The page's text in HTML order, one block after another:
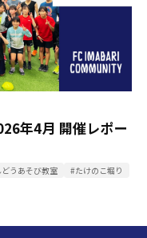
年4月 開催レポー
うあそび教室 #たけのこ堀り